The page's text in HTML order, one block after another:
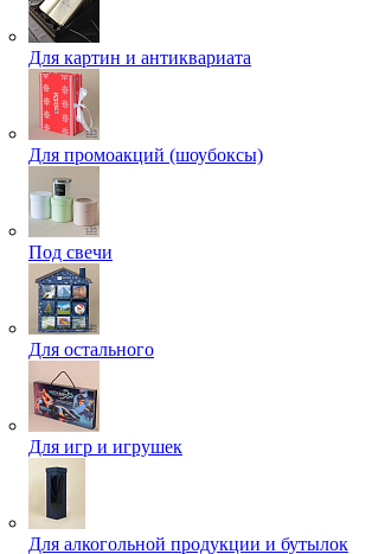
Для картин и антиквариата
Для промоакций (шоубоксы)
Под свечи
Для остального
Для игр и игрушек
Для алкогольной продукции и бутылок